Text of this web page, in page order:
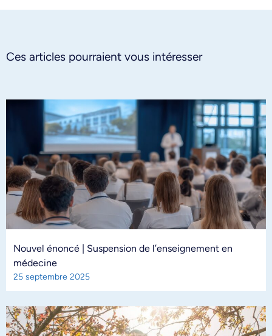
Ces articles pourraient vous intéresser
Nouvel énoncé | Suspension de l’enseignement en
médecine
25 septembre 2025